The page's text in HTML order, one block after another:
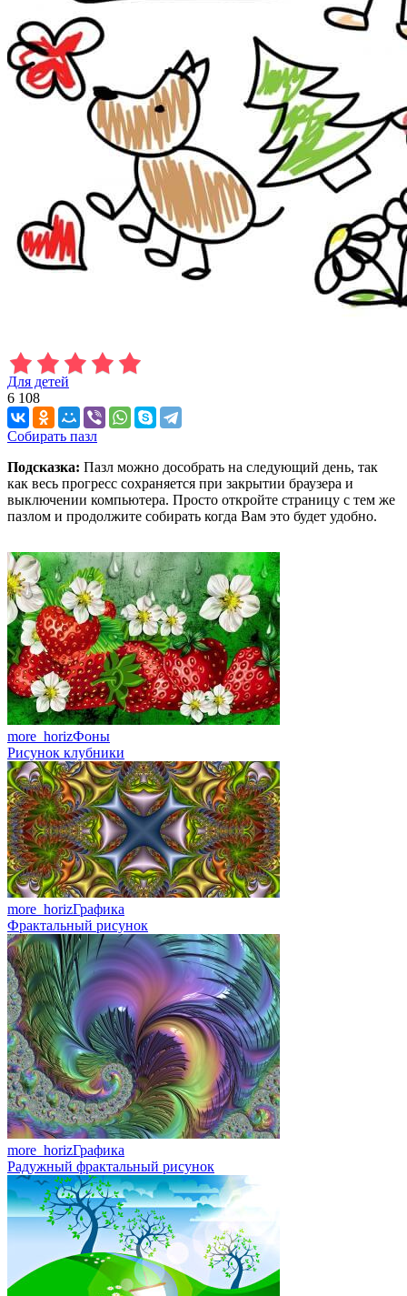
Для детей
6 108
Собирать пазл
Подсказка: Пазл можно дособрать на следующий день, так
как весь прогресс сохраняется при закрытии браузера и
выключении компьютера. Просто откройте страницу с тем же
пазлом и продолжите собирать когда Вам это будет удобно.
more_horizФоны
Рисунок клубники
more_horizГрафика
Фрактальный рисунок
more_horizГрафика
Радужный фрактальный рисунок